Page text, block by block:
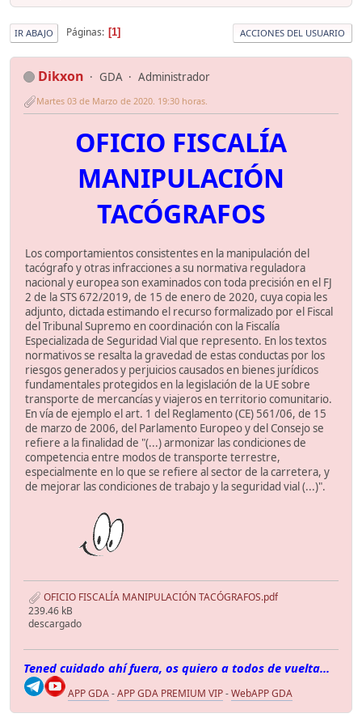
IR ABAJO Páginas 1 ACCIONES DEL USUARIO
Dikxon GDA Administrador
Martes 03 de Marzo de 2020. 19:30 horas.
OFICIO FISCALÍA
MANIPULACIÓN
TACÓGRAFOS
Los comportamientos consistentes en la manipulación del
tacógrafo y otras infracciones a su normativa reguladora
nacional y europea son examinados con toda precisión en el FJ
2 de la STS 672/2019, de 15 de enero de 2020, cuya copia les
adjunto, dictada estimando el recurso formalizado por el Fiscal
del Tribunal Supremo en coordinación con la Fiscalía
Especializada de Seguridad Vial que represento. En los textos
normativos se resalta la gravedad de estas conductas por los
riesgos generados y perjuicios causados en bienes jurídicos
fundamentales protegidos en la legislación de la UE sobre
transporte de mercancías y viajeros en territorio comunitario.
En vía de ejemplo el art. 1 del Reglamento (CE) 561/06, de 15
de marzo de 2006, del Parlamento Europeo y del Consejo se
refiere a la finalidad de "(...) armonizar las condiciones de
competencia entre modos de transporte terrestre,
especialmente en lo que se refiere al sector de la carretera, y
de mejorar las condiciones de trabajo y la seguridad vial (...)".
OFICIO FISCALÍA MANIPULACIÓN TACÓGRAFOS.pdf
239.46 kB
descargado
Tened cuidado ahí fuera, os quiero a todos de vuelta...
APP GDA-APP GDA PREMIUM VIP-WebAPP GDA